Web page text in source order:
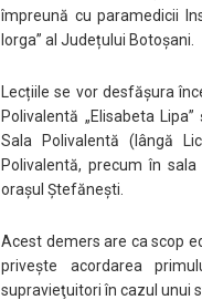
împreună cu paramedicii
Iorga” al Județului Botoșani.
Lecțiile se vor desfășura
Polivalentă „Elisabeta
Sala Polivalentă (lângă
Polivalentă, precum în
orașul Ștefănești.
Acest demers are ca scop
priveşte acordarea
supravieţuitori în cazul unui